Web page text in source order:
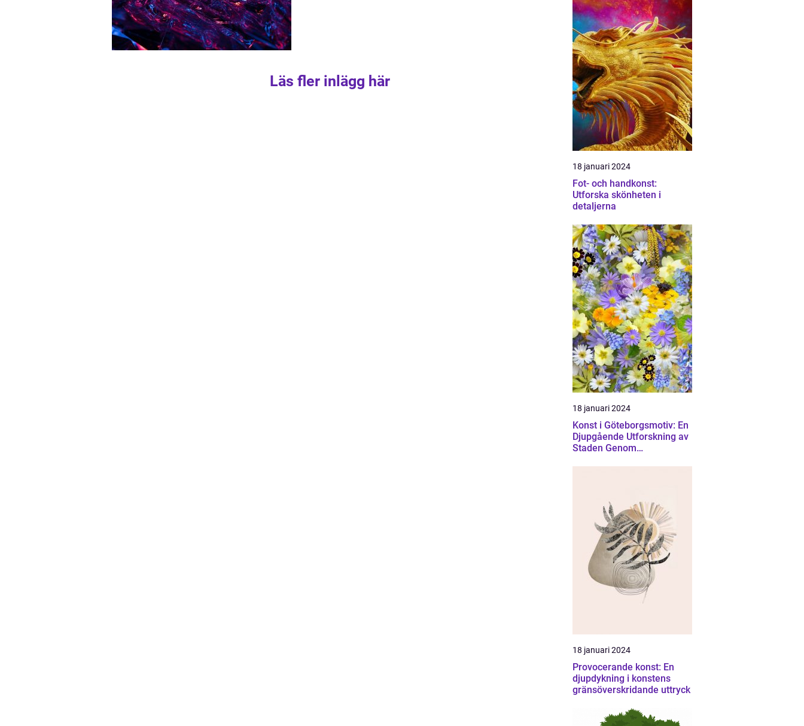
Läs fler inlägg här
18 januari 2024
Fot- och handkonst:
Utforska skönheten i
detaljerna
18 januari 2024
Konst i Göteborgsmotiv: En
Djupgående Utforskning av
Staden Genom
18 januari 2024
Provocerande konst: En
djupdykning i konstens
gränsöverskridande uttryck